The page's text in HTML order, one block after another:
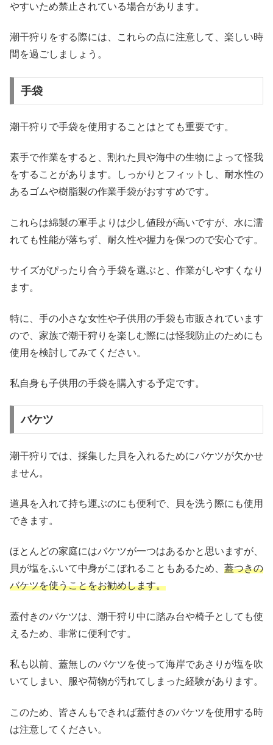
やすいため禁止されている場合があります。
潮干狩りをする際には、これらの点に注意して、楽しい時
間を過ごしましょう。
手袋
潮干狩りで手袋を使用することはとても重要です。
素手で作業をすると、割れた貝や海中の生物によって怪我
をすることがあります。しっかりとフィットし、耐水性の
あるゴムや樹脂製の作業手袋がおすすめです。
これらは綿製の軍手よりは少し値段が高いですが、水に濡
れても性能が落ちず、耐久性や握力を保つので安心です。
サイズがぴったり合う手袋を選ぶと、作業がしやすくなり
ます。
特に、手の小さな女性や子供用の手袋も市販されています
ので、家族で潮干狩りを楽しむ際には怪我防止のためにも
使用を検討してみてください。
私自身も子供用の手袋を購入する予定です。
バケツ
潮干狩りでは、採集した貝を入れるためにバケツが欠かせ
ません。
道具を入れて持ち運ぶのにも便利で、貝を洗う際にも使用
できます。
ほとんどの家庭にはバケツが一つはあるかと思いますが、
貝が塩をふいて中身がこぼれることもあるため、 蓋つきの
バケツを使うことをお勧めします。
蓋付きのバケツは、潮干狩り中に踏み台や椅子としても使
えるため、非常に便利です。
私も以前、蓋無しのバケツを使って海岸であさりが塩を吹
いてしまい、服や荷物が汚れてしまった経験があります。
このため、皆さんもできれば蓋付きのバケツを使用する時
は注意してください。